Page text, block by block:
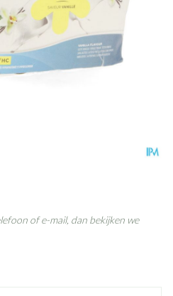
of e-mail, dan bekijken we